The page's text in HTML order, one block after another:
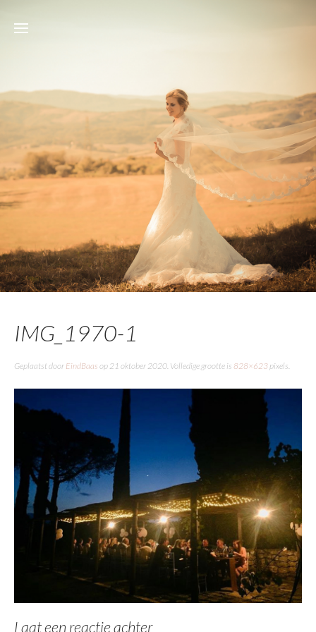
IMG_1970-1
Geplaatst door EindBaas op 21 oktober 2020. Volledige grootte is 828×623pixels.
Laat een reactie achter